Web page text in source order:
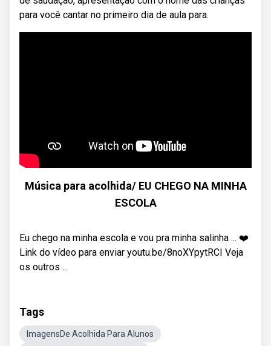
para você cantar no primeiro dia de aula para.
Música para acolhida/ EU CHEGO NA MINHA
ESCOLA
Eu chego na minha escola e vou pra minha salinha ... ❤️
Link do vídeo para enviar youtu.be/8noXYpytRCI Veja
os outros ...
Tags
ImagensDe Acolhida Para Alunos